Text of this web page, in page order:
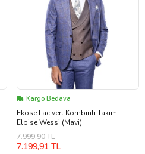
Kargo Bedava
Ekose Lacivert Kombinli Takım
Elbise Wessi (Mavi)
7.999,90 TL
7.199,91 TL